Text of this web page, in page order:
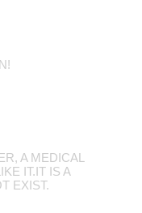
A MEDICAL
IT.IT IS A
EXIST.